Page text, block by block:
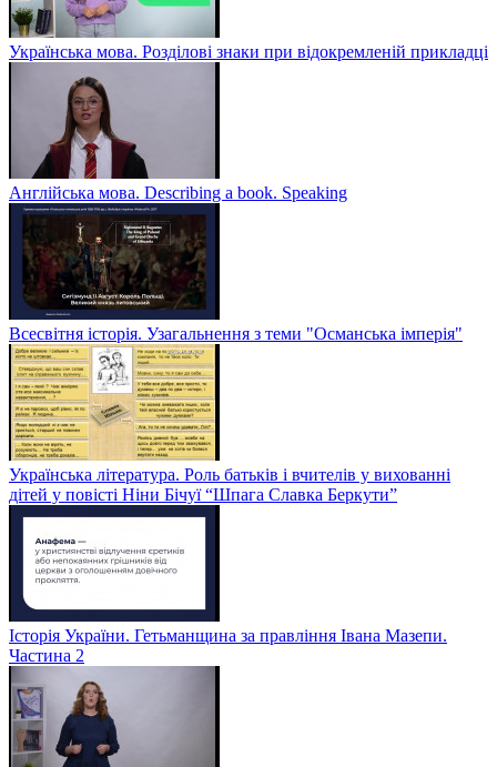
Українська мова. Розділові знаки при відокремленій прикладці
Англійська мова. Describing a book. Speaking
Всесвітня історія. Узагальнення з теми "Османська імперія"
Українська література. Роль батьків і вчителів у вихованні
дітей у повісті Ніни Бічуї “Шпага Славка Беркути”
Історія України. Гетьманщина за правління Івана Мазепи.
Частина 2